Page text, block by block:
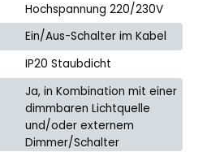
Hochspannung 220/230V
Ein/Aus-Schalter im Kabel
IP20 Staubdicht
Ja, in Kombination mit einer
dimmbaren Lichtquelle
und/oder externem
Dimmer/Schalter